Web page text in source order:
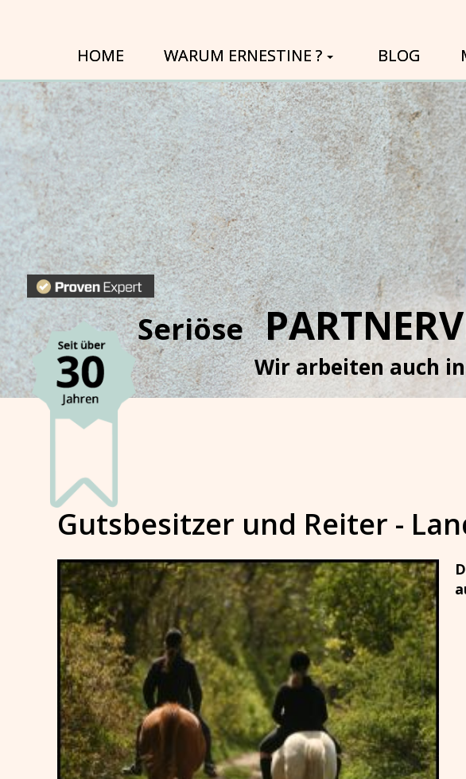
HOME WARUM ERNESTINE ? BLOG
Seriöse
Wir arbeiten auch
Gutsbesitzer und Reiter -